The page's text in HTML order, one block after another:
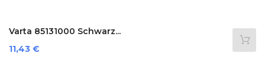
Varta 85131000 Schwarz...
Preis
11,43 €